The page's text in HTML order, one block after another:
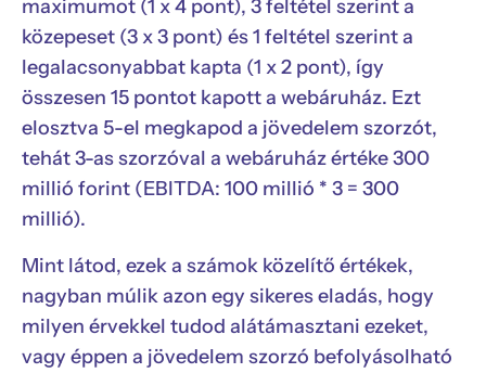
maximumot (1 x 4 pont), 3 feltétel szerint a
közepeset (3 x 3 pont) és 1 feltétel szerint a
legalacsonyabbat kapta (1 x 2 pont), így
összesen 15 pontot kapott a webáruház. Ezt
elosztva 5-el megkapod a jövedelem szorzót,
tehát 3-as szorzóval a webáruház értéke 300
millió forint (EBITDA: 100 millió * 3 = 300
millió).
Mint látod, ezek a számok közelítő értékek,
nagyban múlik azon egy sikeres eladás, hogy
milyen érvekkel tudod alátámasztani ezeket,
vagy éppen a jövedelem szorzó befolyásolható